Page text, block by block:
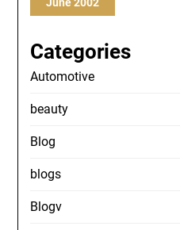
Categories
Automotive
beauty
Blog
blogs
Blogv